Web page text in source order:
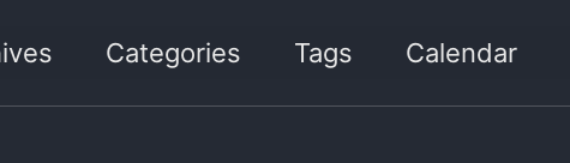
Categories Tags Calendar